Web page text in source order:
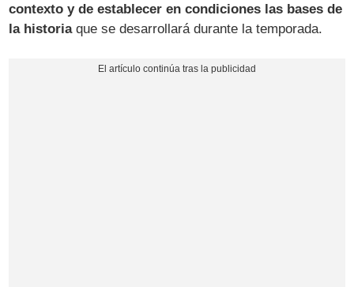
contexto y de establecer en condiciones las bases de
la historiaque se desarrollará durante la temporada.